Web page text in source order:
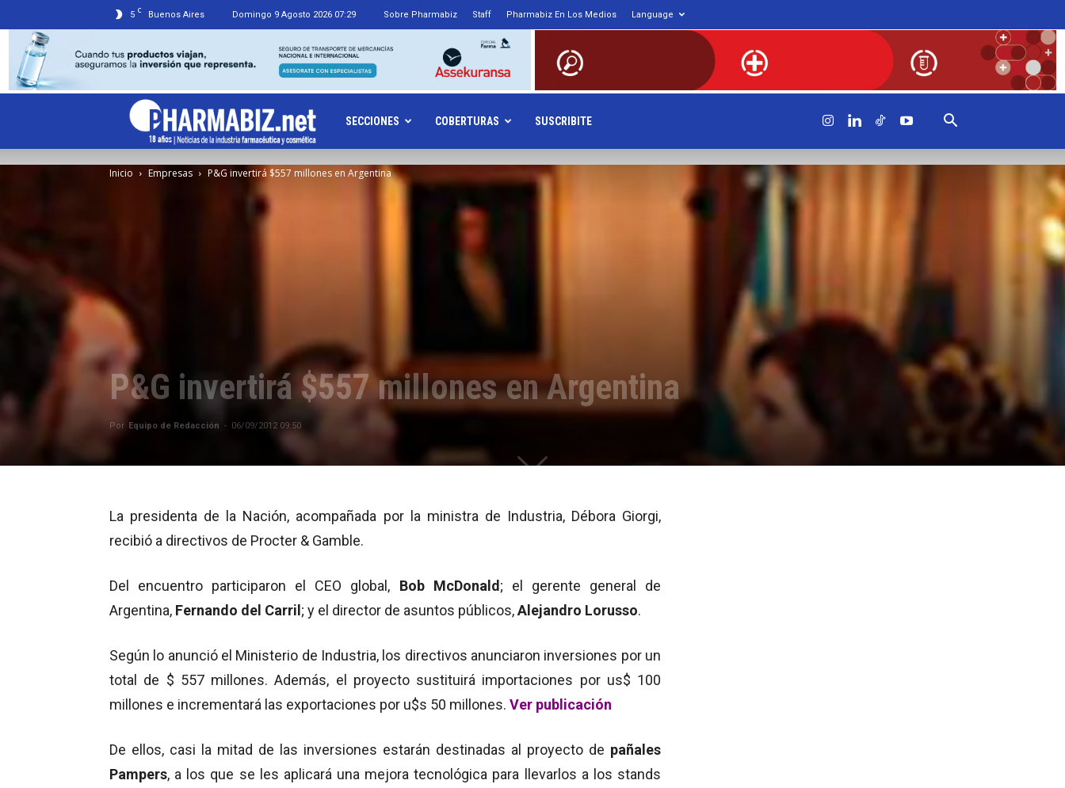
5 C Buenos Aires Domingo 9 Agosto 2026 07:29 Sobre Pharmabiz Staff Pharmabiz En Los Medios Language
Pharmabiz.NET
SECCIONES COBERTURAS SUSCRIBITE
Inicio Empresas P&G invertirá $557 millones en Argentina
P&G invertirá $557 millones en Argentina
Por Equipo de Redacción - 06/09/2012 09:50
La presidenta de la Nación, acompañada por la ministra de Industria, Débora Giorgi,
recibió a directivos de Procter & Gamble.
Del encuentro participaron el CEO global, Bob McDonald; el gerente general de
Argentina, Fernando del Carril; y el director de asuntos públicos,Alejandro Lorusso.
Según lo anunció el Ministerio de Industria, los directivos anunciaron inversiones por un
total de $ 557 millones. Además, el proyecto sustituirá importaciones por us$ 100
millones e incrementará las exportaciones por u$s 50 millones. Ver publicación
De ellos, casi la mitad de las inversiones estarán destinadas al proyecto de pañales
Pampers, a los que se les aplicará una mejora tecnológica para llevarlos a los stands